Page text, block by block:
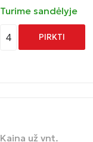
Turime sandėlyje
4 PIRKTI
Kaina už vnt.